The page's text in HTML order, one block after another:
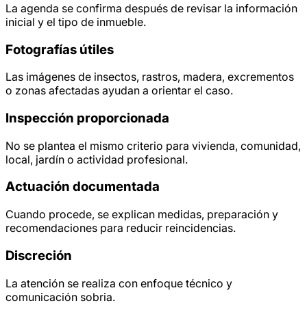
La agenda se confirma después de revisar la información
inicial y el tipo de inmueble.
Fotografías útiles
Las imágenes de insectos, rastros, madera, excrementos
o zonas afectadas ayudan a orientar el caso.
Inspección proporcionada
No se plantea el mismo criterio para vivienda, comunidad,
local, jardín o actividad profesional.
Actuación documentada
Cuando procede, se explican medidas, preparación y
recomendaciones para reducir reincidencias.
Discreción
La atención se realiza con enfoque técnico y
comunicación sobria.